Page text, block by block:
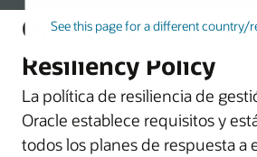
See this page for a different country/
Oracle Risk
Resiliency Policy
La política de resiliencia de
Oracle establece requisitos y
todos los planes de respuesta a